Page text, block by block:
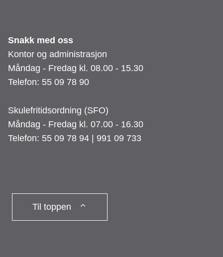
Snakk med oss
Kontor og administrasjon
Måndag - Fredag kl. 08.00 - 15.30
Telefon: 55 09 78 90
Skulefritidsordning (SFO)
Måndag - Fredag kl. 07.00 - 16.30
Telefon: 55 09 78 94 | 991 09 733
Til toppen